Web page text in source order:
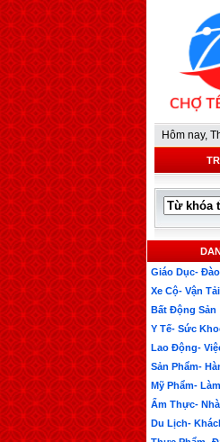
Hôm nay,
Giáo Dục-
Xe Cộ- Vận
Bất Động Sản
Y Tế- Sức
Lao Động-
Sản Phẩm-
Mỹ Phẩm-
Ẩm Thực-
Du Lịch-